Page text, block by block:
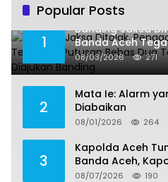
Popular Posts
1
Banding Jaksa
Banda Aceh
Dua Terdakwa
Banding
08/03/2026 271
2
Mata Ie: Alarm
Diabaikan
08/01/2026 264
3
Kapolda Aceh
Banda Aceh,
Pemeriksaan di
08/07/2026 190